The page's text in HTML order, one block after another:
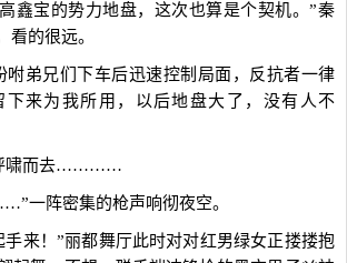
鑫宝的势力地盘，这次也算是个契机。”秦
看的很远。
咐弟兄们下车后迅速控制局面，反抗者一律
下来为我所用，以后地盘大了，没有人不
啸而去…………
一阵密集的枪声响彻夜空。
手来！”丽都舞厅此时对对红男绿女正搂搂抱